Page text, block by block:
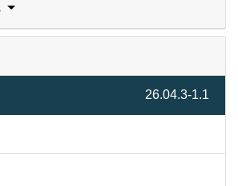
26.04.3-1.1